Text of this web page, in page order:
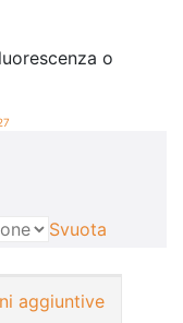
o
Svuota
aggiuntive